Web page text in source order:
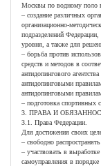
Москвы по водному поло
– создание различных
организационно-
подразделений
уровня, а также для
– борьба против
средств и методов в
антидопингового
антидопинговыми
антидопинговыми
– подготовка спортивных
3. ПРАВА И
3.1. Права Федерации.
Для достижения своих
– свободно
– участвовать в
самоуправления в